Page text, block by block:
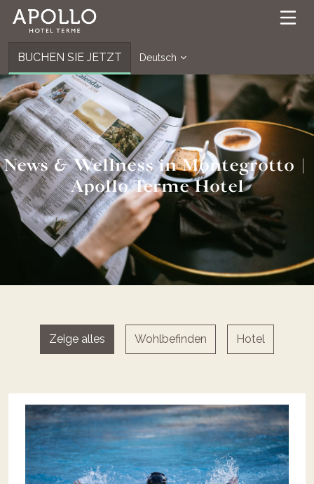
BUCHEN SIE JETZT Deutsch
News & Wellness in Montegrotto |
Apollo Terme Hotel
Zeige alles Wohlbefinden Hotel